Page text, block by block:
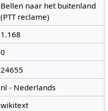
Bellen naar het buitenland
(PTT reclame)
1.168
0
24655
nl - Nederlands
wikitext